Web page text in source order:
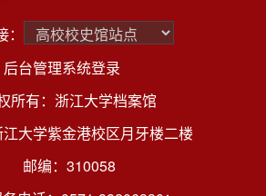
后台管理系统登录
所有：浙江大学档案馆
大学紫金港校区月牙楼二楼
邮编：310058